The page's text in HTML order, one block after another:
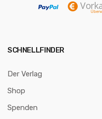
SCHNELLFINDER
Der Verlag
Shop
Spenden